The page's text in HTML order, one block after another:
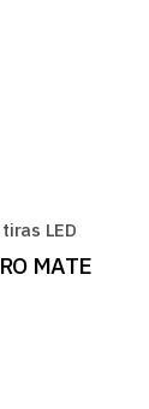
LED
MATE